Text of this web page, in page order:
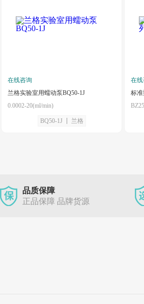
在线咨询
兰格实验室用蠕动泵BQ50-1J
0.0002-20(ml/min)
BQ50-1J 兰格
在线
标准
品质保障
正品保障 品牌货源